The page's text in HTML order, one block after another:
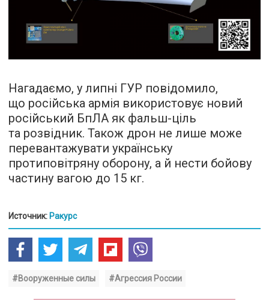
Нагадаємо, у липні ГУР повідомило,
що російська армія використовує новий
російський БпЛА як фальш-ціль
та розвідник. Також дрон не лише може
перевантажувати українську
протиповітряну оборону, а й нести бойову
частину вагою до 15 кг.
Источник: Ракурс
#Вооруженные силы #Агрессия России